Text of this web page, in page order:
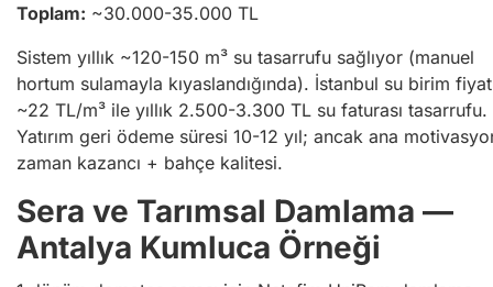
Toplam: ~30.000-35.000 TL
Sistem yıllık ~120-150 m³ su tasarrufu sağlıyor (manuel
hortum sulamayla kıyaslandığında). İstanbul su birim
~22 TL/m³ ile yıllık 2.500-3.300 TL su faturası tasarrufu.
Yatırım geri ödeme süresi 10-12 yıl; ancak ana
zaman kazancı + bahçe kalitesi.
Sera ve Tarımsal Damlama —
Antalya Kumluca Örneği